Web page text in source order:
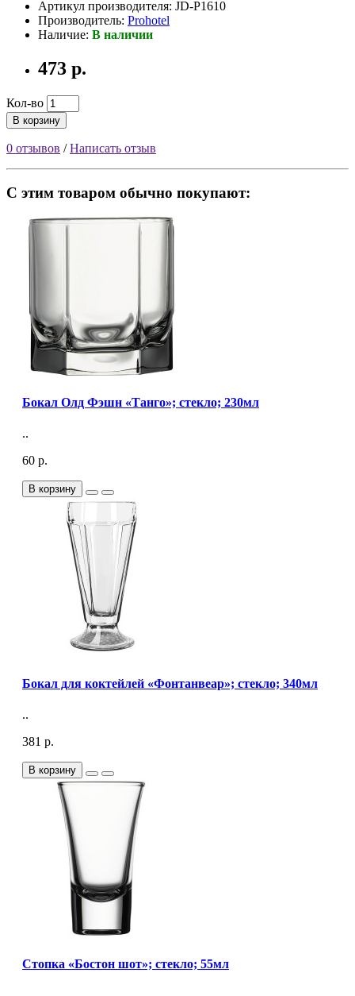
Артикул производителя: JD-P1610
Производитель: Prohotel
Наличие: В наличии
473 р.
Кол-во
В корзину
0 отзывов /Написать отзыв
С этим товаром обычно покупают:
Бокал Олд Фэшн «Танго»; стекло; 230мл
..
60 р.
В корзину
Бокал для коктейлей «Фонтанвеар»; стекло; 340мл
..
381 р.
В корзину
Стопка «Бостон шот»; стекло; 55мл